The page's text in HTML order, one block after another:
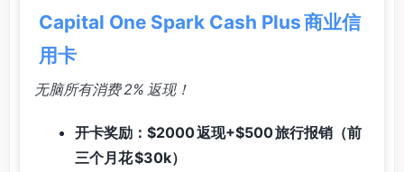
Capital One Spark Cash Plus 商业信
用卡
无脑所有消费 2% 返现！
开卡奖励：$2000 返现+$500 旅行报销（前
三个月花 $30k）